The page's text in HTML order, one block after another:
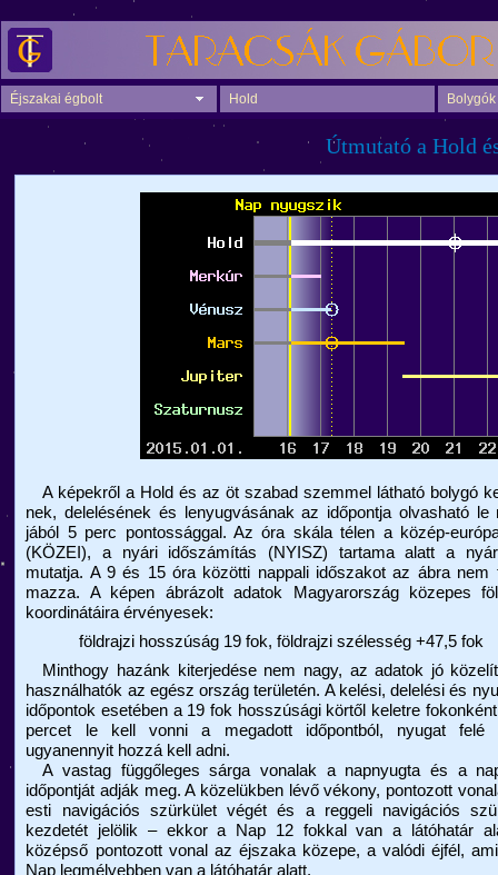
Éjszakai égbolt Hold Bolygók
Útmutató a Hold
A képekről a Hold és az öt szabad szemmel látható bolygó
nek, delelésének és lenyugvásának az időpontja olvasható
jából 5 perc pontos­sággal. Az óra skála télen a közép-
(KÖZEI), a nyári időszámítás (NYISZ) tartama alatt a
mutatja. A 9 és 15 óra közötti nappali időszakot az ábra nem
mazza. A képen ábrázolt adatok Magyarország közepes
koordinátáira érvényesek:
földrajzi hosszúság 19 fok, földrajzi szélesség +47,5 fok
Minthogy hazánk kiterjedése nem nagy, az adatok jó
használ­hatók az egész ország területén. A kelési, delelési és
időpontok esetében a 19 fok hosszúsági körtől keletre
percet le kell vonni a megadott időpontból, nyugat felé
ugyanennyit hozzá kell adni.
A vastag függőleges sárga vonalak a napnyugta és a
időpontját adják meg. A közelükben lévő vékony, pontozott
esti navigációs szürkület végét és a reggeli navigációs
kezdetét jelölik – ekkor a Nap 12 fokkal van a látóhatár
középső pontozott vonal az éjszaka közepe, a valódi éjfél,
Nap legmélyebben van a látóhatár alatt.